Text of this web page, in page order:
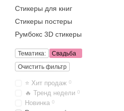
Стикеры для книг
Стикеры постеры
Румбокс 3D стикеры
Тематика:
Свадьба
Очистить фильтр
⭐ Хит продаж 0
🔥 Тренд недели 0
Новинка 0